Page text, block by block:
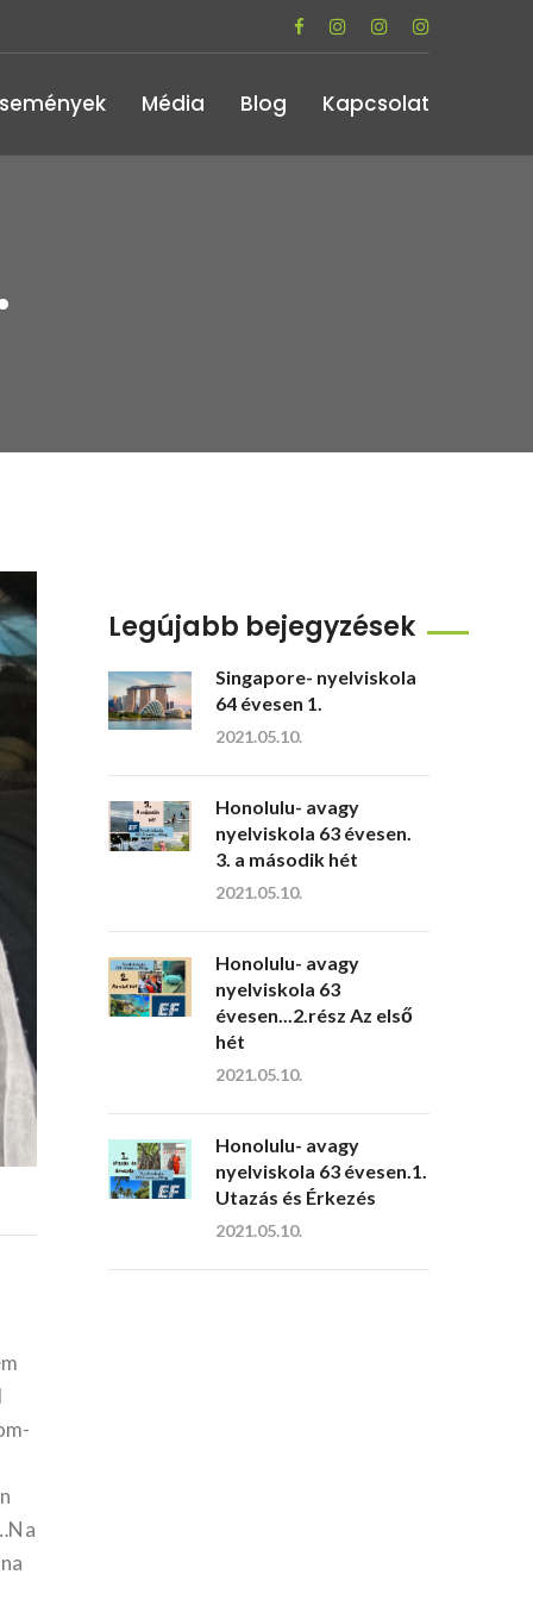
Média Blog Kapcsolat
Legújabb bejegyzések
Singapore- nyelviskola
64 évesen 1.
2021.05.10.
Honolulu- avagy
nyelviskola 63 évesen.
3. a második hét
2021.05.10.
Honolulu- avagy
nyelviskola 63
évesen...2.rész Az első
hét
2021.05.10.
Honolulu- avagy
nyelviskola 63 évesen.1.
Utazás és Érkezés
2021.05.10.